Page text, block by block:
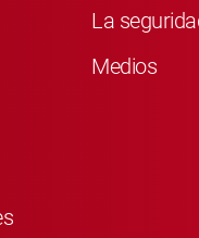
La
Medios